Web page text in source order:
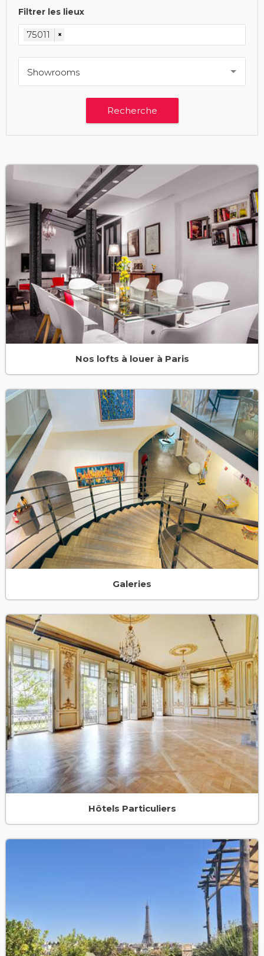
Filtrer les lieux
75011 ×
Showrooms
Nos lofts à louer à Paris
Galeries
Hôtels Particuliers